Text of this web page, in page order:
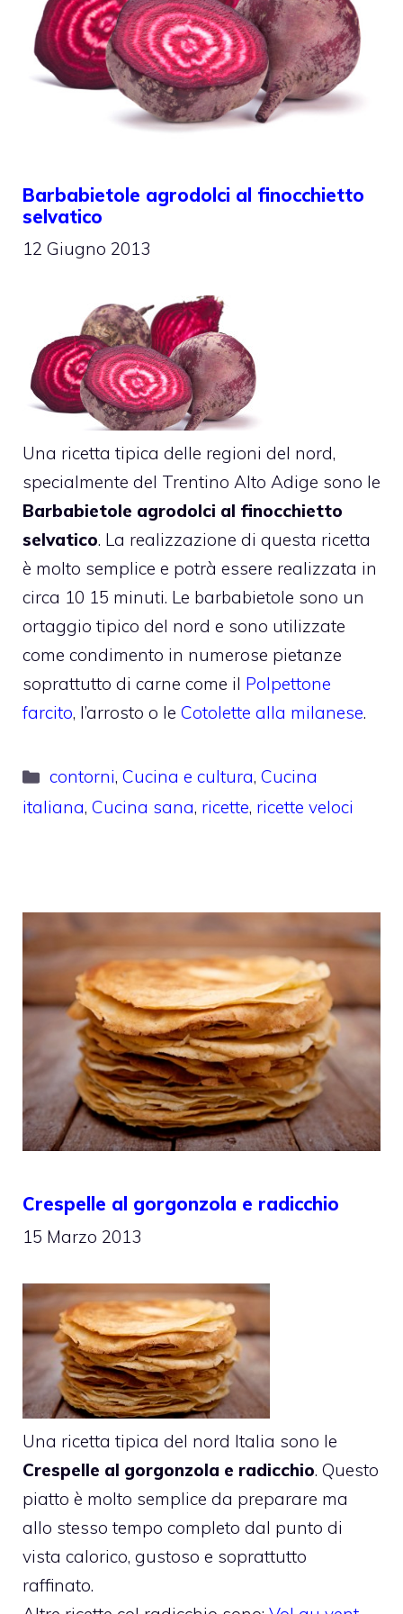
Barbabietole agrodolci al finocchietto
selvatico
12 Giugno 2013
Una ricetta tipica delle regioni del nord,
specialmente del Trentino Alto Adige sono le
Barbabietole agrodolci al finocchietto
selvatico. La realizzazione di questa ricetta
è molto semplice e potrà essere realizzata in
circa 10 15 minuti. Le barbabietole sono un
ortaggio tipico del nord e sono utilizzate
come condimento in numerose pietanze
soprattutto di carne come il Polpettone
farcito, l’arrosto o le Cotolette alla milanese.
Categorie
contorni,Cucina e cultura,Cucina
italiana, Cucina sana, ricette, ricette veloci
Crespelle al gorgonzola e radicchio
15 Marzo 2013
Una ricetta tipica del nord Italia sono le
Crespelle al gorgonzola e radicchio. Questo
piatto è molto semplice da preparare ma
allo stesso tempo completo dal punto di
vista calorico, gustoso e soprattutto
raffinato.